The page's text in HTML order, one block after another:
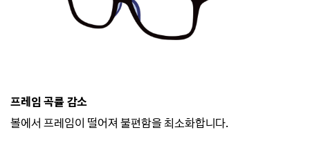
프레임 곡률 감소
볼에서 프레임이 떨어져 불편함을 최소화합니다.